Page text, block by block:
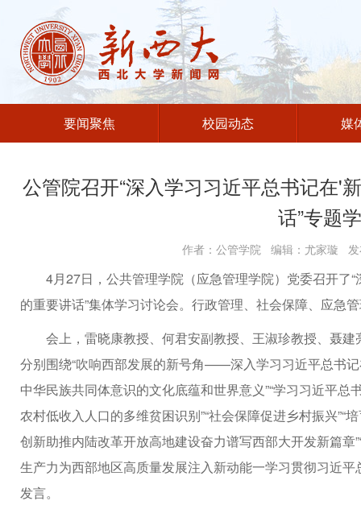
要闻聚焦 校园动态 媒
公管院召开“深入学习习近平总书记在'
话”专题
作者：公管学院 编辑：尤家璇
4月27日，公共管理学院（应急管理学院）党委召开了
的重要讲话”集体学习讨论会。行政管理、社会保障、应急
会上，雷晓康教授、何君安副教授、王淑珍教授、聂
分别围绕“吹响西部发展的新号角——深入学习习近平总书
中华民族共同体意识的文化底蕴和世界意义”“学习习近平
农村低收入人口的多维贫困识别”“社会保障促进乡村振兴”“
创新助推内陆改革开放高地建设奋力谱写西部大开发新篇章
生产力为西部地区高质量发展注入新动能一学习贯彻习近
发言。